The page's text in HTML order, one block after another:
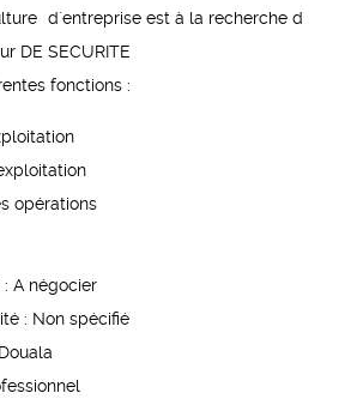
d´entreprise est à la recherche d
DE SECURITE
fonctions :
opérations
A négocier
: Non spécifié